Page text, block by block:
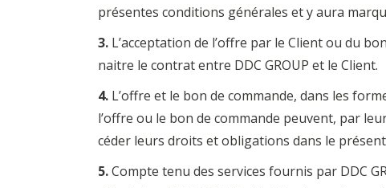
présentes conditions générales et y aura
3. L’acceptation de l’offre par le Client ou du
naitre le contrat entre DDC GROUP et le Client.
4. L’offre et le bon de commande, dans les
l’offre ou le bon de commande peuvent, par
céder leurs droits et obligations dans le
5.Compte tenu des services fournis par DDC